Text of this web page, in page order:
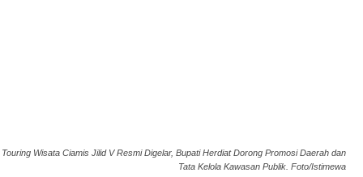
Touring Wisata Ciamis Jilid V Resmi Digelar, Bupati Herdiat Dorong Promosi Daerah dan
Tata Kelola Kawasan Publik. Foto/Istimewa